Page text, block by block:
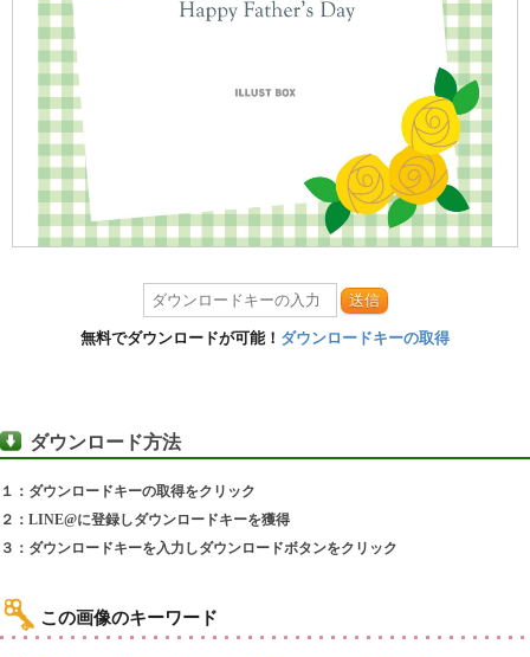
送信
無料でダウンロードが可能！ ダウンロードキーの取得
ダウンロード方法
１：ダウンロードキーの取得をクリック
２：LINE@に登録しダウンロードキーを獲得
３：ダウンロードキーを入力しダウンロードボタンをクリック
この画像のキーワード